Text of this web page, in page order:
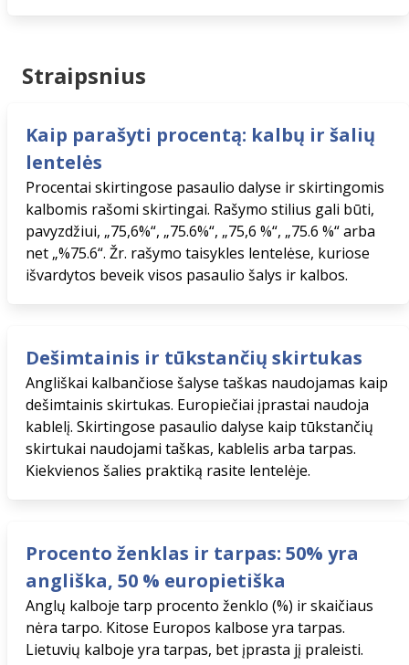
Straipsnius
Kaip parašyti procentą: kalbų ir šalių
lentelės
Procentai skirtingose pasaulio dalyse ir skirtingomis
kalbomis rašomi skirtingai. Rašymo stilius gali būti,
pavyzdžiui, „75,6%“, „75.6%“, „75,6 %“, „75.6 %“ arba
net „%75.6“. Žr. rašymo taisykles lentelėse, kuriose
išvardytos beveik visos pasaulio šalys ir kalbos.
Dešimtainis ir tūkstančių skirtukas
Angliškai kalbančiose šalyse taškas naudojamas kaip
dešimtainis skirtukas. Europiečiai įprastai naudoja
kablelį. Skirtingose ​​pasaulio dalyse kaip tūkstančių
skirtukai naudojami taškas, kablelis arba tarpas.
Kiekvienos šalies praktiką rasite lentelėje.
Procento ženklas ir tarpas: 50% yra
angliška, 50 % europietiška
Anglų kalboje tarp procento ženklo (%) ir skaičiaus
nėra tarpo. Kitose Europos kalbose yra tarpas.
Lietuvių kalboje yra tarpas, bet įprasta jį praleisti.